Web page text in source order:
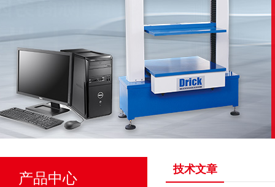
产品中心
技术文章